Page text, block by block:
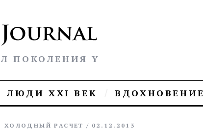
ПОКОЛЕНИЯ Y
ЛЮДИ XXI ВЕК ВДОХНОВЕНИЕ
ХОЛОДНЫЙ РАСЧЕТ 02.12.2013